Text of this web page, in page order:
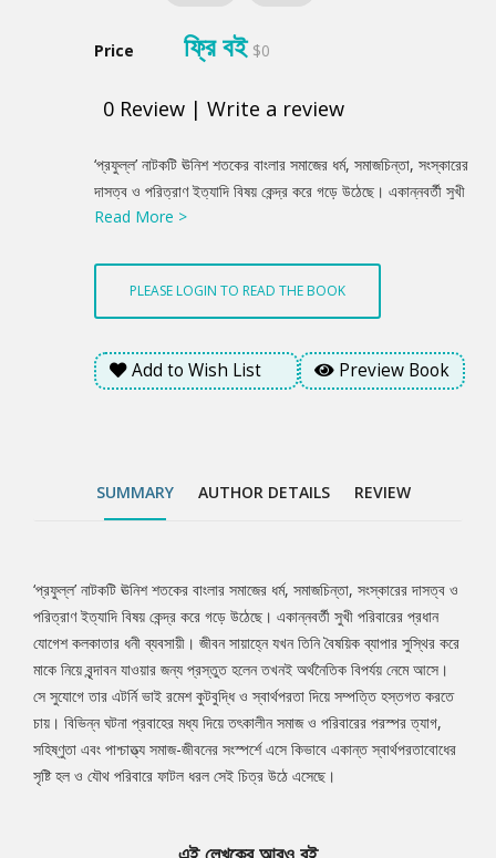
Price ফ্রি বই $0
0 Review | Write a review
Product
Summery
‘প্রফুল্ল’ নাটকটি ঊনিশ শতকের বাংলার সমাজের ধর্ম, সমাজচিন্তা, সংস্কারের
দাসত্ব ও পরিত্রাণ ইত্যাদি বিষয় কেন্দ্র করে গড়ে উঠেছে। একান্নবর্তী সুখী
পরিবারের প্রধান যোগেশ কলকাতার ধনী ব্যবসায়ী। জীবন সায়াহ্নে যখন তিনি
তখনই অর্থনৈতিক বিপর্যয় নেমে আসে। সে সুযোগে তার এটর্নি ভাই রমেশ
কুটবুদ্ধি ও স্বার্থপরতা দিয়ে সম্পত্তি হস্তগত করতে চায়। বিভিন্ন ঘটনা
প্রবাহের মধ্য দিয়ে তৎকালীন সমাজ ও পরিবারের পরস্পর ত্যাগ, সহিষ্ণুতা এবং
পাশ্চাত্ত্য সমাজ-জীবনের সংস্পর্শে এসে কিভাবে একান্ত স্বার্থপরতাবোধের সৃষ্টি
হল ও যৌথ পরিবারে ফাটল ধরল সেই চিত্র উঠে এসেছে।
Read More >
PLEASE LOGIN TO READ THE BOOK
Add to Wish List Preview Book
SUMMARY AUTHOR DETAILS REVIEW
Tab
Article
‘প্রফুল্ল’ নাটকটি ঊনিশ শতকের বাংলার সমাজের ধর্ম, সমাজচিন্তা, সংস্কারের দাসত্ব ও
পরিত্রাণ ইত্যাদি বিষয় কেন্দ্র করে গড়ে উঠেছে। একান্নবর্তী সুখী পরিবারের প্রধান
যোগেশ কলকাতার ধনী ব্যবসায়ী। জীবন সায়াহ্নে যখন তিনি বৈষয়িক ব্যাপার সুস্থির করে
মাকে নিয়ে বৃন্দাবন যাওয়ার জন্য প্রস্তুত হলেন তখনই অর্থনৈতিক বিপর্যয় নেমে আসে।
সে সুযোগে তার এটর্নি ভাই রমেশ কুটবুদ্ধি ও স্বার্থপরতা দিয়ে সম্পত্তি হস্তগত করতে
চায়। বিভিন্ন ঘটনা প্রবাহের মধ্য দিয়ে তৎকালীন সমাজ ও পরিবারের পরস্পর ত্যাগ,
সহিষ্ণুতা এবং পাশ্চাত্ত্য সমাজ-জীবনের সংস্পর্শে এসে কিভাবে একান্ত স্বার্থপরতাবোধের
সৃষ্টি হল ও যৌথ পরিবারে ফাটল ধরল সেই চিত্র উঠে এসেছে।